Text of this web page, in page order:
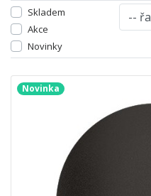
Skladem
Akce
Novinky
Novinka